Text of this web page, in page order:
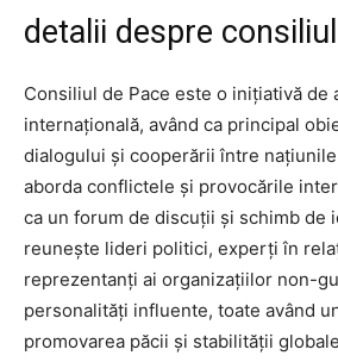
detalii despre
Consiliul de Pace este o inițiativă de
internațională, având ca principal
dialogului și cooperării între
aborda conflictele și provocările
ca un forum de discuții și schimb de
reunește lideri politici, experți în
reprezentanți ai organizațiilor non-
personalități influente, toate având
promovarea păcii și stabilității